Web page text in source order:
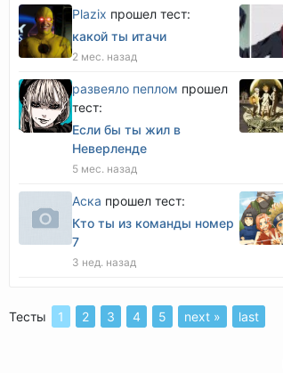
Plazix прошел тест:
какой ты итачи
2 мес. назад
развеяло пеплом прошел
тест:
Если бы ты жил в
Неверленде
5 мес. назад
Аска прошел тест:
Кто ты из команды номер
7
3 нед. назад
Тесты 1 2 3 4 5 next » last